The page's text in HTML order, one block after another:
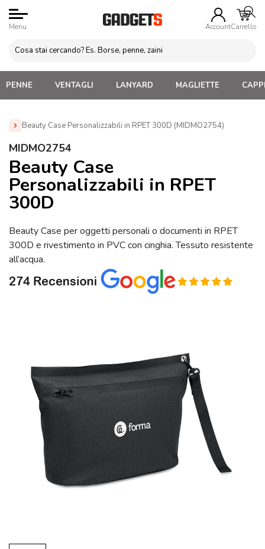
Menu AccountCarrello
PENNE VENTAGLI LANYARD MAGLIETTE
Beauty Case Personalizzabili in RPET 300D (MIDMO2754)
Home » Beauty Case e Porta Trucco Personalizzati
RPET 300D (MIDMO2754)
MIDMO2754
Beauty Case
Personalizzabili in RPET
300D
Beauty Case per oggetti personali o documenti in RPET
300D e rivestimento in PVC con cinghia. Tessuto resistente
all’acqua.